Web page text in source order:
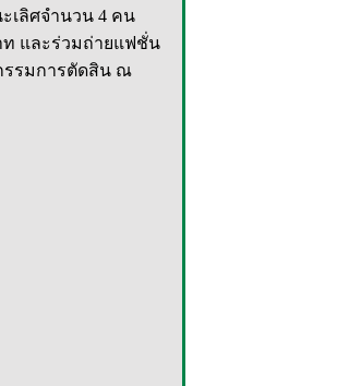
เลิศจำนวน 4 คน
ท และร่วมถ่ายแฟชั่น
รรมการตัดสิน ณ